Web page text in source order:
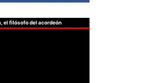
el filósofo del acordeón